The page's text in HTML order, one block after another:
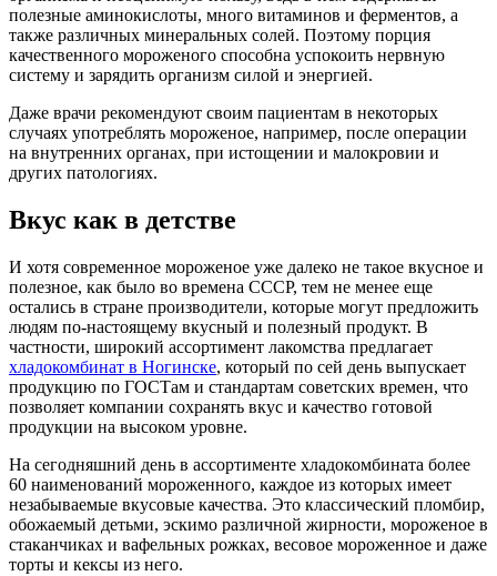
полезные аминокислоты, много витаминов и ферментов, а
также различных минеральных солей. Поэтому порция
качественного мороженого способна успокоить нервную
систему и зарядить организм силой и энергией.
Даже врачи рекомендуют своим пациентам в некоторых
случаях употреблять мороженое, например, после операции
на внутренних органах, при истощении и малокровии и
других патологиях.
Вкус как в детстве
И хотя современное мороженое уже далеко не такое вкусное и
полезное, как было во времена СССР, тем не менее еще
остались в стране производители, которые могут предложить
людям по-настоящему вкусный и полезный продукт. В
частности, широкий ассортимент лакомства предлагает
хладокомбинат в Ногинске, который по сей день выпускает
продукцию по ГОСТам и стандартам советских времен, что
позволяет компании сохранять вкус и качество готовой
продукции на высоком уровне.
На сегодняшний день в ассортименте хладокомбината более
60 наименований мороженного, каждое из которых имеет
незабываемые вкусовые качества. Это классический пломбир,
обожаемый детьми, эскимо различной жирности, мороженое в
стаканчиках и вафельных рожках, весовое мороженное и даже
торты и кексы из него.